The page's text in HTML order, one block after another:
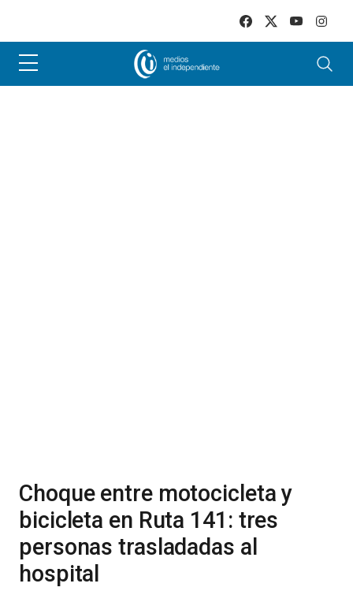
Choque entre motocicleta y
bicicleta en Ruta 141: tres
personas trasladadas al
hospital